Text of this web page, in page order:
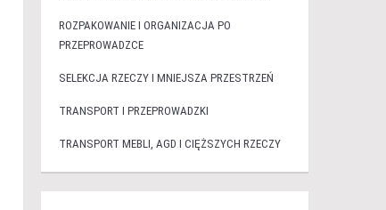
ROZPAKOWANIE I ORGANIZACJA PO
PRZEPROWADZCE
SELEKCJA RZECZY I MNIEJSZA PRZESTRZEŃ
TRANSPORT I PRZEPROWADZKI
TRANSPORT MEBLI, AGD I CIĘŻSZYCH RZECZY